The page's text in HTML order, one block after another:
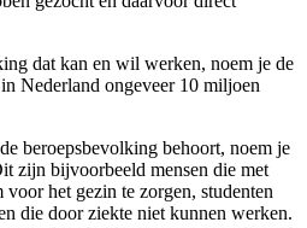
dat kan en wil werken, noem je de
Nederland ongeveer 10 miljoen
beroepsbevolking behoort, noem je
zijn bijvoorbeeld mensen die met
het gezin te zorgen, studenten
die door ziekte niet kunnen werken.